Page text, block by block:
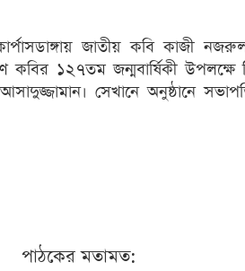
জাতীয় কবি কাজী
কবির ১২৭তম জন্মবার্ষিকী উপলক্ষে
সেখানে অনুষ্ঠানে
পাঠকের মতামত: